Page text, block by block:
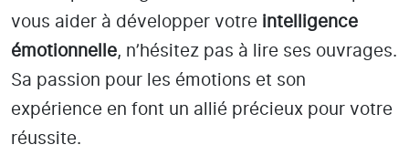
vous aider à développer votre intelligence
émotionnelle, n’hésitez pas à lire ses ouvrages.
Sa passion pour les émotions et son
expérience en font un allié précieux pour votre
réussite.